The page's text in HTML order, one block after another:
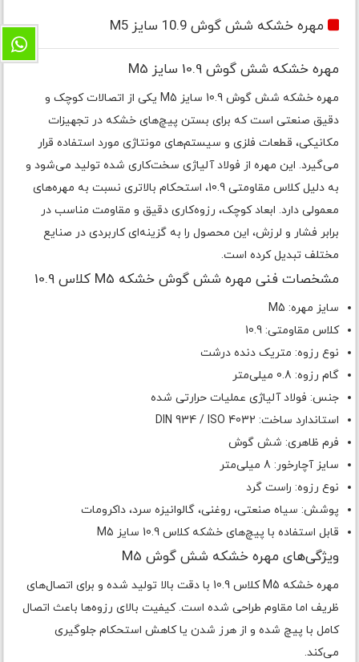
مهره خشکه شش گوش 10.9 سایز M5
مهره خشکه شش گوش 10.9 سایز M5
مهره خشکه شش گوش 10.9 سایز M5 یکی از اتصالات کوچک و
دقیق صنعتی است که برای بستن پیچ‌های خشکه در تجهیزات
مکانیکی، قطعات فلزی و سیستم‌های مونتاژی مورد استفاده قرار
می‌گیرد. این مهره از فولاد آلیاژی سخت‌کاری شده تولید می‌شود و
به دلیل کلاس مقاومتی 10.9، استحکام بالاتری نسبت به مهره‌های
معمولی دارد. ابعاد کوچک، رزوه‌کاری دقیق و مقاومت مناسب در
برابر فشار و لرزش، این محصول را به گزینه‌ای کاربردی در صنایع
مختلف تبدیل کرده است.
مشخصات فنی مهره شش گوش خشکه M5 کلاس 10.9
سایز مهره: M5
کلاس مقاومتی: 10.9
نوع رزوه: متریک دنده درشت
گام رزوه: 0.8 میلی‌متر
جنس: فولاد آلیاژی عملیات حرارتی شده
استاندارد ساخت: DIN 934 / ISO 4032
فرم ظاهری: شش گوش
سایز آچارخور: 8 میلی‌متر
نوع رزوه: راست گرد
پوشش: سیاه صنعتی، روغنی، گالوانیزه سرد، داکرومات
قابل استفاده با پیچ‌های خشکه کلاس 10.9 سایز M5
ویژگی‌های مهره خشکه شش گوش M5
مهره خشکه M5 کلاس 10.9 با دقت بالا تولید شده و برای اتصال‌های
ظریف اما مقاوم طراحی شده است. کیفیت بالای رزوه‌ها باعث اتصال
کامل با پیچ شده و از هرز شدن یا کاهش استحکام جلوگیری
می‌کند.